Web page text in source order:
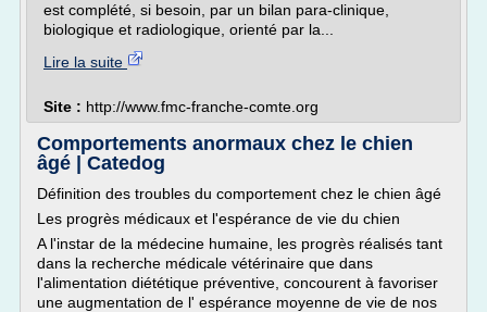
est complété, si besoin, par un bilan para-clinique,
biologique et radiologique, orienté par la...
Lire la suite
Site : http://www.fmc-franche-comte.org
Comportements anormaux chez le chien
âgé | Catedog
Définition des troubles du comportement chez le chien âgé
Les progrès médicaux et l'espérance de vie du chien
A l'instar de la médecine humaine, les progrès réalisés tant
dans la recherche médicale vétérinaire que dans
l'alimentation diététique préventive, concourent à favoriser
une augmentation de l' espérance moyenne de vie de nos